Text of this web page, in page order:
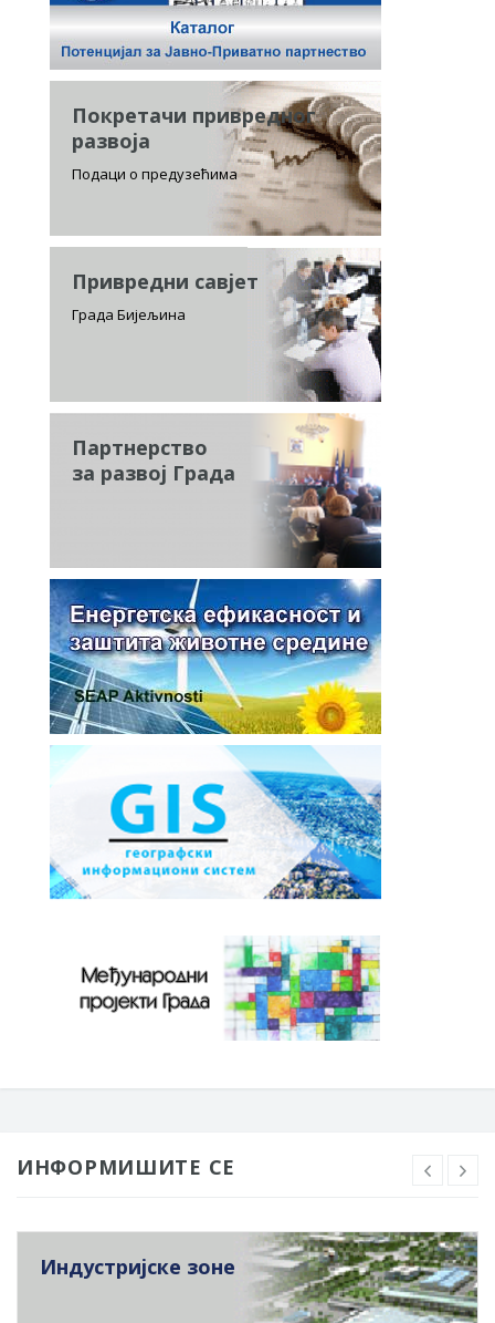
Покретачи привредног
развоја
Подаци о предузећима
Привредни савјет
Града Бијељина
Партнерство
за развој Града
ИНФОРМИШИТЕ СЕ
Индустријске зоне